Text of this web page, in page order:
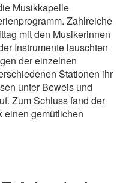
Musikkapelle
Zahlreiche
mit den Musikerinnen
Instrumente lauschten
der einzelnen
Stationen ihr
unter Beweis und
Zum Schluss fand der
einen gemütlichen